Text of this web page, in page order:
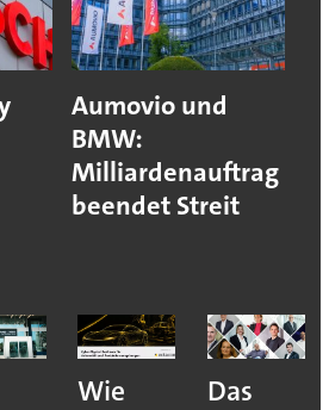
Aumovio und
BMW:
Milliardenauftrag
beendet Streit
Wie
Das